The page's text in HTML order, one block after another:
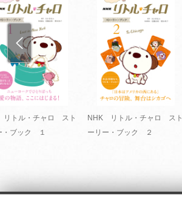
トル・チャロ スト
・ブック １
NHK リトル・チャロ スト
ーリー・ブック ２